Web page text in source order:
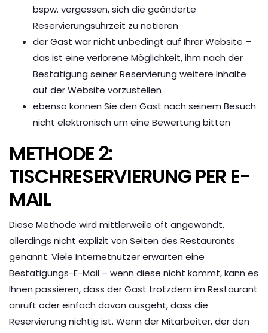
bspw. vergessen, sich die geänderte
Reservierungsuhrzeit zu notieren
der Gast war nicht unbedingt auf Ihrer Website –
das ist eine verlorene Möglichkeit, ihm nach der
Bestätigung seiner Reservierung weitere Inhalte
auf der Website vorzustellen
ebenso können Sie den Gast nach seinem Besuch
nicht elektronisch um eine Bewertung bitten
METHODE 2:
TISCHRESERVIERUNG PER E-
MAIL
Diese Methode wird mittlerweile oft angewandt,
allerdings nicht explizit von Seiten des Restaurants
genannt. Viele Internetnutzer erwarten eine
Bestätigungs-E-Mail – wenn diese nicht kommt, kann es
Ihnen passieren, dass der Gast trotzdem im Restaurant
anruft oder einfach davon ausgeht, dass die
Reservierung nichtig ist. Wenn der Mitarbeiter, der den